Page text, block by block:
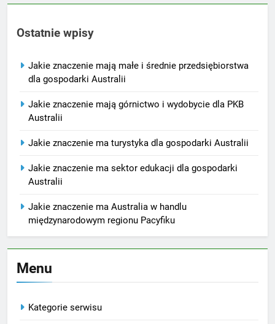
Ostatnie wpisy
Jakie znaczenie mają małe i średnie przedsiębiorstwa
dla gospodarki Australii
Jakie znaczenie mają górnictwo i wydobycie dla PKB
Australii
Jakie znaczenie ma turystyka dla gospodarki Australii
Jakie znaczenie ma sektor edukacji dla gospodarki
Australii
Jakie znaczenie ma Australia w handlu
międzynarodowym regionu Pacyfiku
Menu
Kategorie serwisu